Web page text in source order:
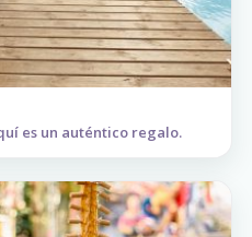
es un auténtico regalo.